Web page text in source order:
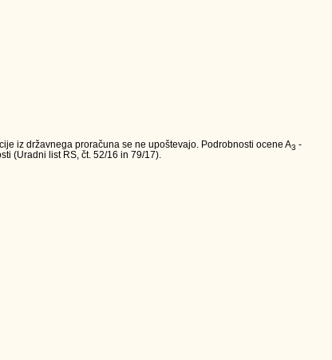
iz državnega proračuna se ne upoštevajo. Podrobnosti ocene A3 -
(Uradni list RS, čt. 52/16 in 79/17).